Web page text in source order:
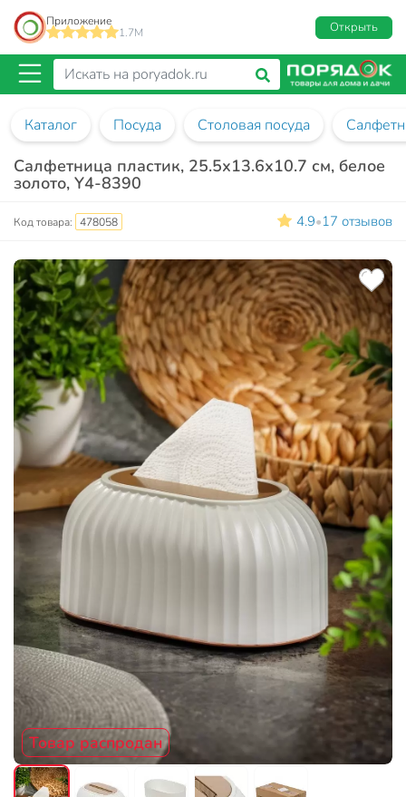
Приложение
1.7M
Открыть
Каталог Посуда Столовая посуда
Салфетница пластик, 25.5х13.6х10.7 см, белое
золото, Y4-8390
Код товара: 478058 4.9•17 отзывов
Товар распродан